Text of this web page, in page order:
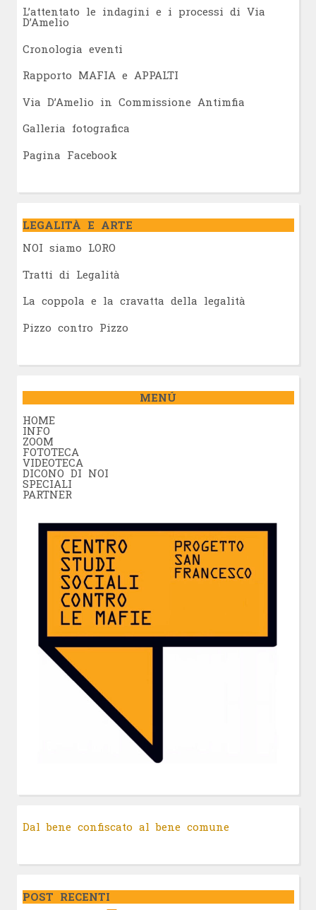
L’attentato le indagini e i processi di Via
D’Amelio
Cronologia eventi
Rapporto MAFIA e APPALTI
Via D’Amelio in Commissione Antimfia
Galleria fotografica
Pagina Facebook
LEGALITÀ E ARTE
NOI siamo LORO
Tratti di Legalità
La coppola e la cravatta della legalità
Pizzo contro Pizzo
MENÚ
HOME
INFO
ZOOM
FOTOTECA
VIDEOTECA
DICONO DI NOI
SPECIALI
PARTNER
Dal bene confiscato al bene comune
POST RECENTI